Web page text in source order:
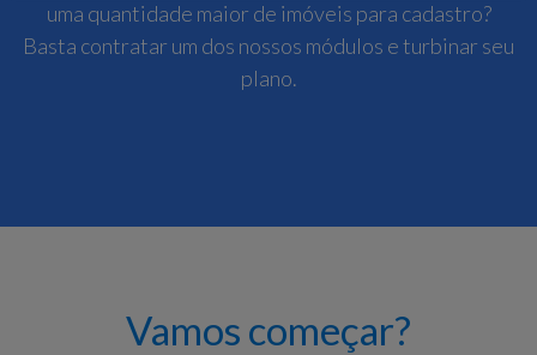
uma quantidade maior de imóveis para cadastro?
Basta contratar um dos nossos módulos e turbinar seu
plano.
Vamos começar?